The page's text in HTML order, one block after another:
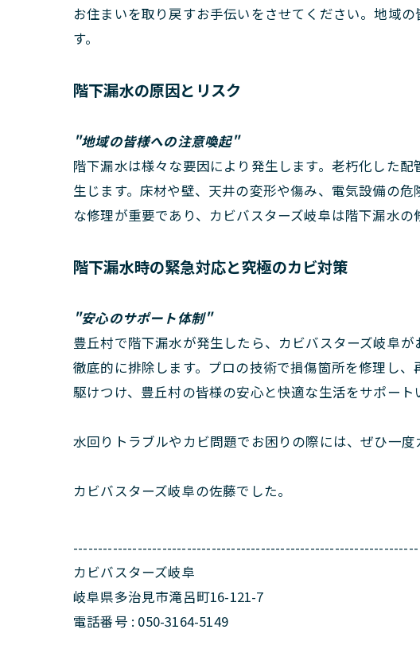
お住まいを取り戻すお手伝いをさせてください。地域
す。
階下漏水の原因とリスク
"地域の皆様への注意喚起"
階下漏水は様々な要因により発生します。老朽化した
生じます。床材や壁、天井の変形や傷み、電気設備の
な修理が重要であり、カビバスターズ岐阜は階下漏水
階下漏水時の緊急対応と究極のカビ対策
"安心のサポート体制"
豊丘村で階下漏水が発生したら、カビバスターズ岐阜
徹底的に排除します。プロの技術で損傷箇所を修理し
駆けつけ、豊丘村の皆様の安心と快適な生活をサポート
水回りトラブルやカビ問題でお困りの際には、ぜひ一
カビバスターズ岐阜の佐藤でした。
----------------------------------------------------------------------
カビバスターズ岐阜
岐阜県多治見市滝呂町16-121-7
電話番号 : 050-3164-5149